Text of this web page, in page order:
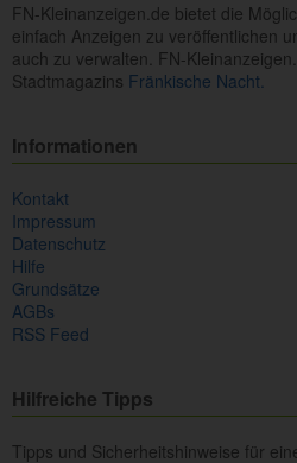
FN-Kleinanzeigen.de bietet die
einfach Anzeigen zu veröffentlichen
auch zu verwalten. FN-
Stadtmagazins Fränkische Nacht.
Informationen
Kontakt
Impressum
Datenschutz
Hilfe
Grundsätze
AGBs
RSS Feed
Hilfreiche Tipps
Tipps und Sicherheitshinweise für